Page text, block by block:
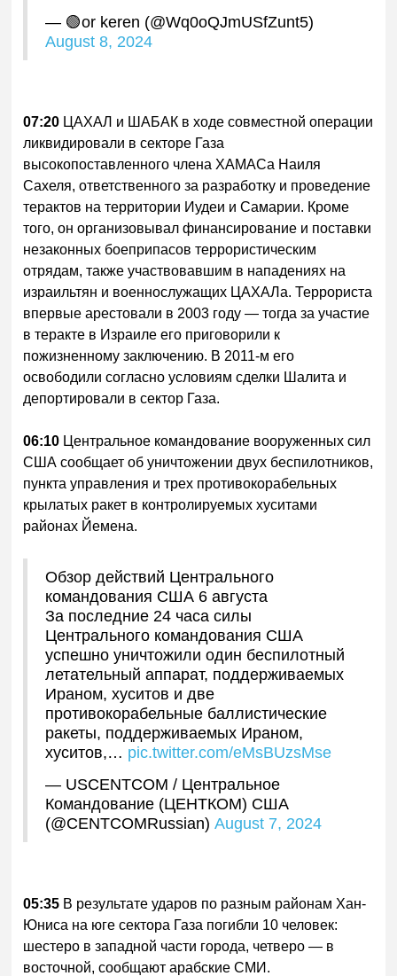
— 🟢or keren (@Wq0oQJmUSfZunt5)
August 8, 2024
07:20 ЦАХАЛ и ШАБАК в ходе совместной операции
ликвидировали в секторе Газа
высокопоставленного члена ХАМАСа Наиля
Сахеля, ответственного за разработку и проведение
терактов на территории Иудеи и Самарии. Кроме
того, он организовывал финансирование и поставки
незаконных боеприпасов террористическим
отрядам, также участвовавшим в нападениях на
израильтян и военнослужащих ЦАХАЛа. Террориста
впервые арестовали в 2003 году — тогда за участие
в теракте в Израиле его приговорили к
пожизненному заключению. В 2011-м его
освободили согласно условиям сделки Шалита и
депортировали в сектор Газа.
06:10 Центральное командование вооруженных сил
США сообщает об уничтожении двух беспилотников,
пункта управления и трех противокорабельных
крылатых ракет в контролируемых хуситами
районах Йемена.
Обзор действий Центрального
командования США 6 августа
За последние 24 часа силы
Центрального командования США
успешно уничтожили один беспилотный
летательный аппарат, поддерживаемых
Ираном, хуситов и две
противокорабельные баллистические
ракеты, поддерживаемых Ираном,
хуситов,… pic.twitter.com/eMsBUzsMse
— USCENTCOM / Центральное
Командование (ЦЕНТКОМ) США
(@CENTCOMRussian)August 7, 2024
05:35 В результате ударов по разным районам Хан-
Юниса на юге сектора Газа погибли 10 человек:
шестеро в западной части города, четверо — в
восточной, сообщают арабские СМИ.